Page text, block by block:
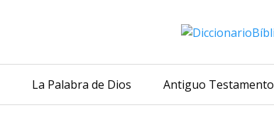
La Palabra de Dios Antiguo Testamento